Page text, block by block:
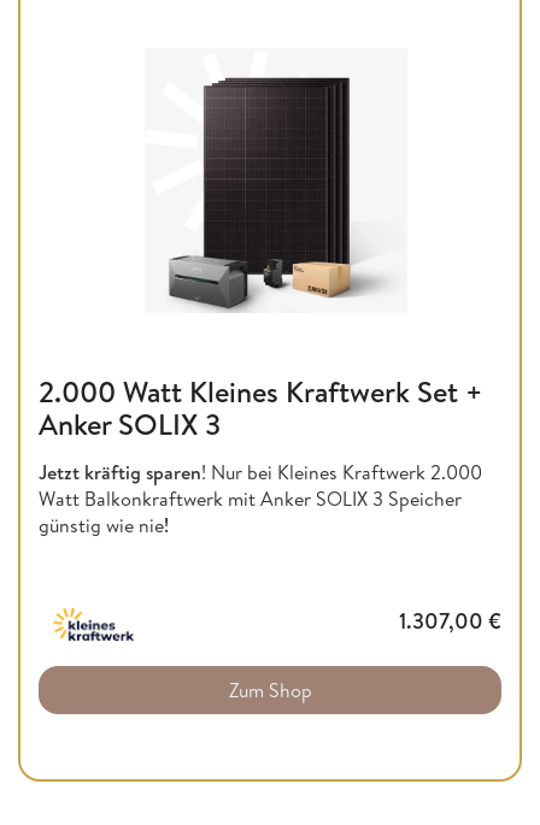
2.000 Watt Kleines Kraftwerk Set +
Anker SOLIX 3
Jetzt kräftig sparen! Nur bei Kleines Kraftwerk 2.000
Watt Balkonkraftwerk mit Anker SOLIX 3 Speicher
günstig wie nie!
1.307,00 €
Zum Shop